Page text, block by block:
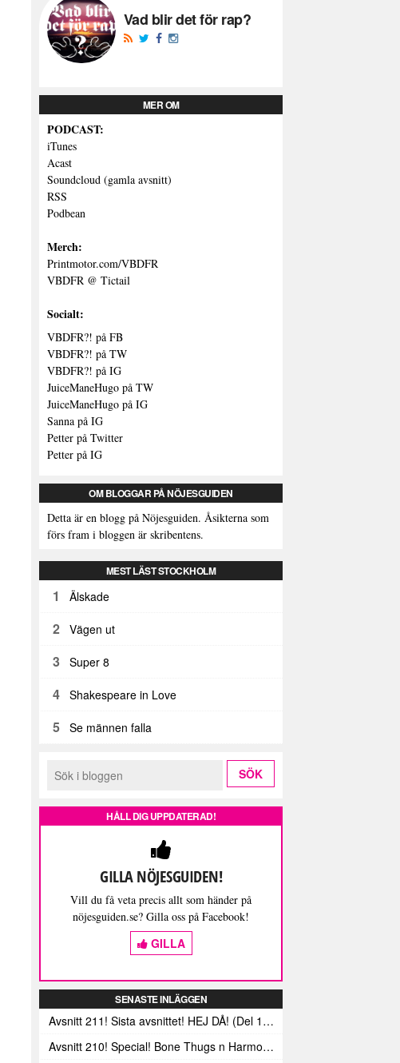
Vad blir det för rap?
MER OM
PODCAST:
iTunes
Acast
Soundcloud (gamla avsnitt)
RSS
Podbean
Merch:
Printmotor.com/VBDFR
VBDFR @ Tictail
Socialt:
VBDFR?! på FB
VBDFR?! på TW
VBDFR?! på IG
JuiceManeHugo på TW
JuiceManeHugo på IG
Sanna på IG
Petter på Twitter
Petter på IG
OM BLOGGAR PÅ NÖJESGUIDEN
Detta är en blogg på Nöjesguiden. Åsikterna som
förs fram i bloggen är skribentens.
MEST LÄST STOCKHOLM
1 Älskade
2 Vägen ut
3 Super 8
4 Shakespeare in Love
5 Se männen falla
HÅLL DIG UPPDATERAD!
GILLA NÖJESGUIDEN!
Vill du få veta precis allt som händer på
nöjesguiden.se? Gilla oss på Facebook!
GILLA
SENASTE INLÄGGEN
Avsnitt 211! Sista avsnittet! HEJ DÅ! (Del 1 och 2)
Avsnitt 210! Special! Bone Thugs n Harmonys album E.1999 Eternal